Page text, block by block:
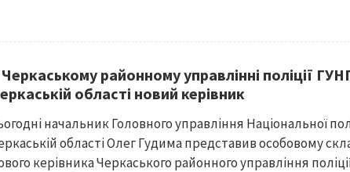
районному управлінні поліції
області новий керівник
начальник Головного управління Національної
області Олег Гудима представив особовому
керівника Черкаського районного управління